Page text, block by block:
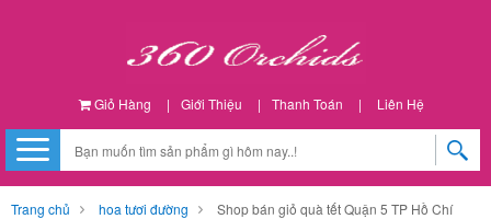
Giỏ Hàng | Giới Thiệu | Thanh Toán | Liên Hệ
Trang chủ hoa tươi đường
Shop bán giỏ quà tết Quận 5 TP Hồ Chí